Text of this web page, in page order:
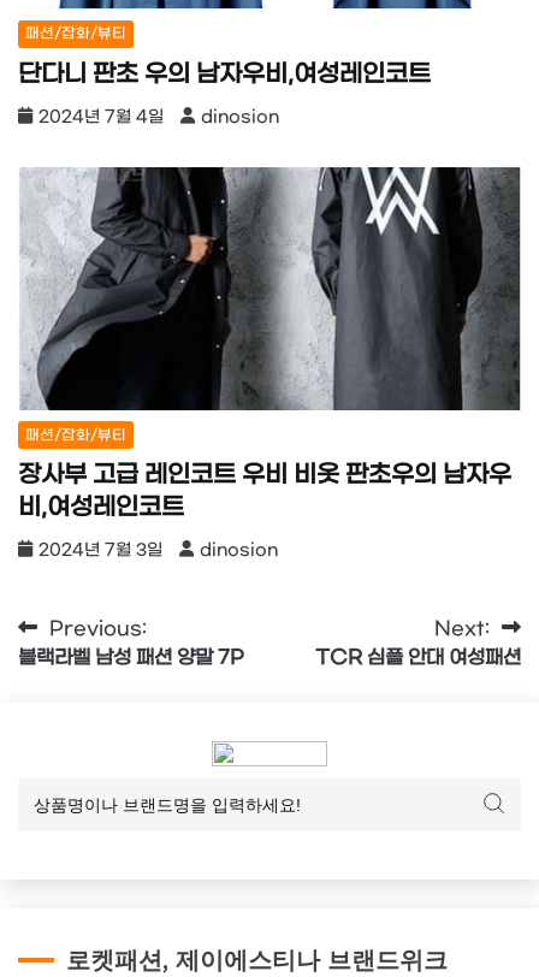
패션/잡화/뷰티
단다니 판초 우의 남자우비,여성레인코트
2024년 7월 4일 dinosion
패션/잡화/뷰티
장사부 고급 레인코트 우비 비옷 판초우의 남자우
비,여성레인코트
2024년 7월 3일 dinosion
글
탐
Previous:
블랙라벨 남성 패션 양말 7P
Next:
TCR 심플 안대 여성패션
로켓패션, 제이에스티나 브랜드위크